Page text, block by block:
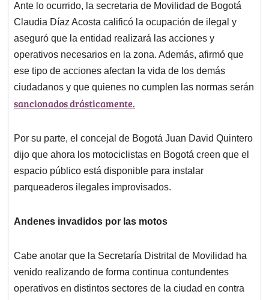
Ante lo ocurrido, la secretaria de Movilidad de Bogotá
Claudia Díaz Acosta calificó la ocupación de ilegal y
aseguró que la entidad realizará las acciones y
operativos necesarios en la zona. Además, afirmó que
ese tipo de acciones afectan la vida de los demás
ciudadanos y que quienes no cumplen las normas serán
sancionados drásticamente.
Por su parte, el concejal de Bogotá Juan David Quintero
dijo que ahora los motociclistas en Bogotá creen que el
espacio público está disponible para instalar
parqueaderos ilegales improvisados.
Andenes invadidos por las motos
Cabe anotar que la Secretaría Distrital de Movilidad ha
venido realizando de forma continua contundentes
operativos en distintos sectores de la ciudad en contra